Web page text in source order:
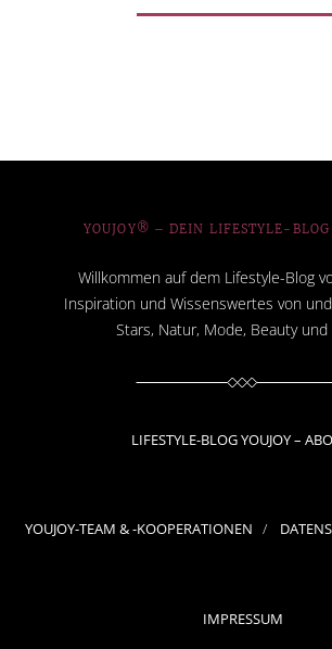
YOUJOY® – DEIN LIFESTYLE-
Willkommen auf dem Lifestyle-Blog
Inspiration und Wissenswertes von
Stars, Natur, Mode, Beauty und
LIFESTYLE-BLOG YOUJOY –
YOUJOY-TEAM & -KOOPERATIONEN
IMPRESSUM